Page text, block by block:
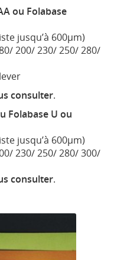
ou Folabase
jusqu’à 600µm)
200/ 230/ 250/ 280/
consulter.
Folabase U ou
jusqu’à 600µm)
230/ 250/ 280/ 300/
consulter.